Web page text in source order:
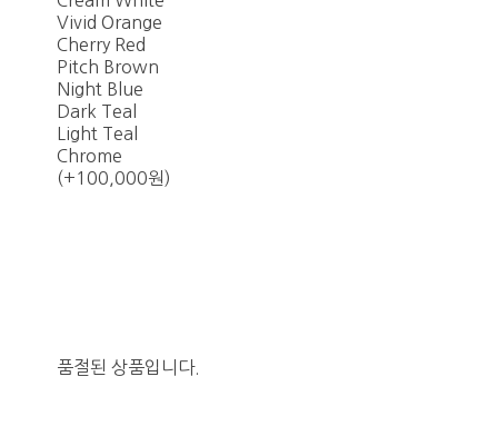
Vivid Orange
Cherry Red
Pitch Brown
Night Blue
Dark Teal
Light Teal
Chrome
(+100,000원)
품절된 상품입니다.